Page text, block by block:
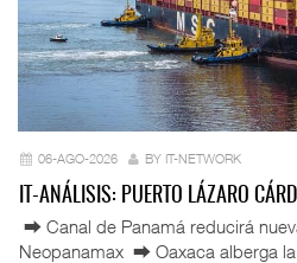
06-AGO-2026 BY IT-NETWORK
IT-ANÁLISIS: PUERTO LÁZARO
⮕ Canal de Panamá reducirá
Neopanamax ⮕ Oaxaca alberga la